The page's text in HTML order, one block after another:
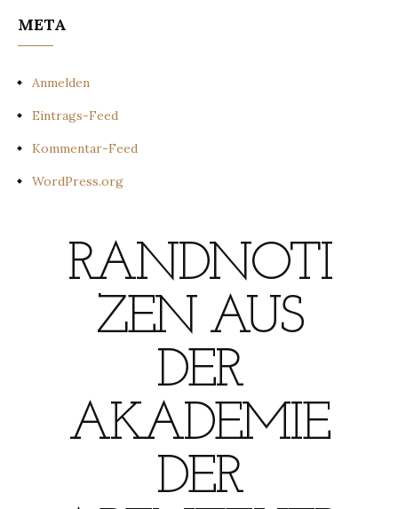
META
Anmelden
Eintrags-Feed
Kommentar-Feed
WordPress.org
RANDNOTI
ZEN AUS
DER
AKADEMIE
DER